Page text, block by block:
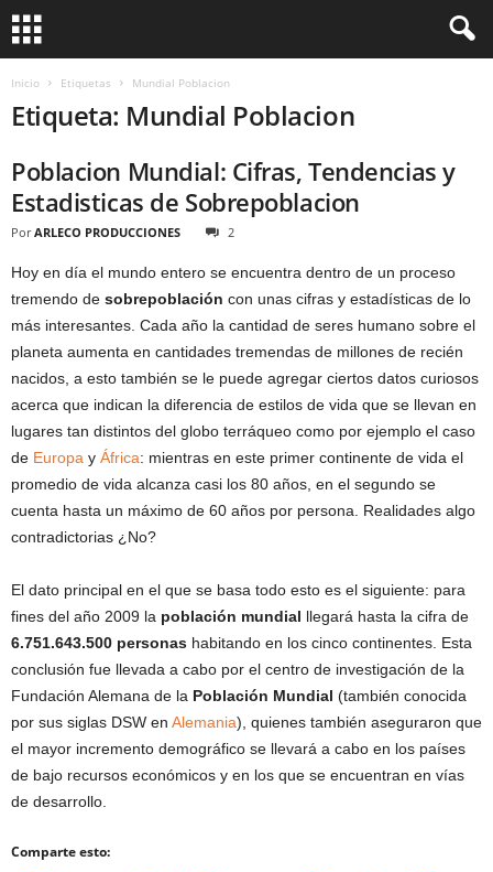
Inicio Etiquetas Mundial Poblacion
Etiqueta: Mundial Poblacion
Poblacion Mundial: Cifras, Tendencias y
Estadisticas de Sobrepoblacion
Por ARLECO PRODUCCIONES 2
Hoy en día el mundo entero se encuentra dentro de un proceso
tremendo de sobrepoblación con unas cifras y estadísticas de lo
más interesantes. Cada año la cantidad de seres humano sobre el
planeta aumenta en cantidades tremendas de millones de recién
nacidos, a esto también se le puede agregar ciertos datos curiosos
acerca que indican la diferencia de estilos de vida que se llevan en
lugares tan distintos del globo terráqueo como por ejemplo el caso
de Europa y África: mientras en este primer continente de vida el
promedio de vida alcanza casi los 80 años, en el segundo se
cuenta hasta un máximo de 60 años por persona. Realidades algo
contradictorias ¿No?
El dato principal en el que se basa todo esto es el siguiente: para
fines del año 2009 la población mundial llegará hasta la cifra de
6.751.643.500 personas habitando en los cinco continentes. Esta
conclusión fue llevada a cabo por el centro de investigación de la
Fundación Alemana de la Población Mundial (también conocida
por sus siglas DSW en Alemania), quienes también aseguraron que
el mayor incremento demográfico se llevará a cabo en los países
de bajo recursos económicos y en los que se encuentran en vías
de desarrollo.
Comparte esto: